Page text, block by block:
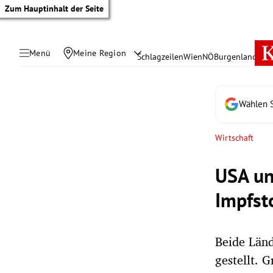
Zum Hauptinhalt der Seite
Menü Meine Region SchlagzeilenWienNÖBurgenland
Wählen
Wirtschaft
USA
Beide
gestellt.